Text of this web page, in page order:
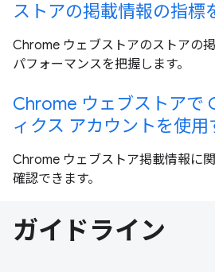
ストアの掲載情報の指標
Chrome ウェブストアのストアの
パフォーマンスを把握します。
Chrome ウェブストアで
ィクス アカウントを使用
Chrome ウェブストア掲載情報に
確認できます。
ガイドライン